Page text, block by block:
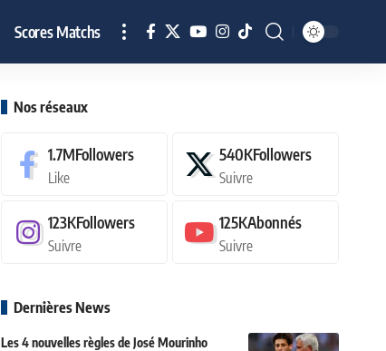
Scores Matchs
Nos réseaux
1.7MFollowers
Like
540KFollowers
Suivre
123KFollowers
Suivre
125KAbonnés
Suivre
Dernières News
Les 4 nouvelles règles de José Mourinho